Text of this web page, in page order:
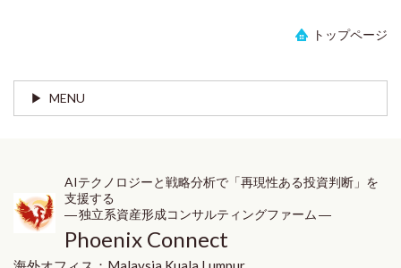
トップページ
MENU
AIテクノロジーと戦略分析で「再現性ある投資判断」を
支援する
― 独立系資産形成コンサルティングファーム ―
Phoenix Connect